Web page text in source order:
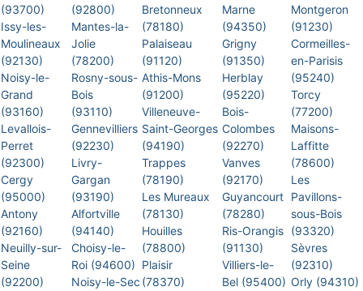
(93700)
Issy-les-
Moulineaux
(92130)
Noisy-le-
Grand
(93160)
Levallois-
Perret
(92300)
Cergy
(95000)
Antony
(92160)
Neuilly-sur-
Seine
(92200)
(92800)
Mantes-la-
Jolie
(78200)
Rosny-sous-
Bois
(93110)
Gennevilliers
(92230)
Livry-
Gargan
(93190)
Alfortville
(94140)
Choisy-le-
Roi (94600)
Noisy-le-Sec
Bretonneux
(78180)
Palaiseau
(91120)
Athis-Mons
(91200)
Villeneuve-
Saint-Georges
(94190)
Trappes
(78190)
Les Mureaux
(78130)
Houilles
(78800)
Plaisir
(78370)
Marne
(94350)
Grigny
(91350)
Herblay
(95220)
Bois-
Colombes
(92270)
Vanves
(92170)
Guyancourt
(78280)
Ris-Orangis
(91130)
Villiers-le-
Bel (95400)
Montgeron
(91230)
Cormeilles-
en-Parisis
(95240)
Torcy
(77200)
Maisons-
Laffitte
(78600)
Les
Pavillons-
sous-Bois
(93320)
Sèvres
(92310)
Orly (94310)